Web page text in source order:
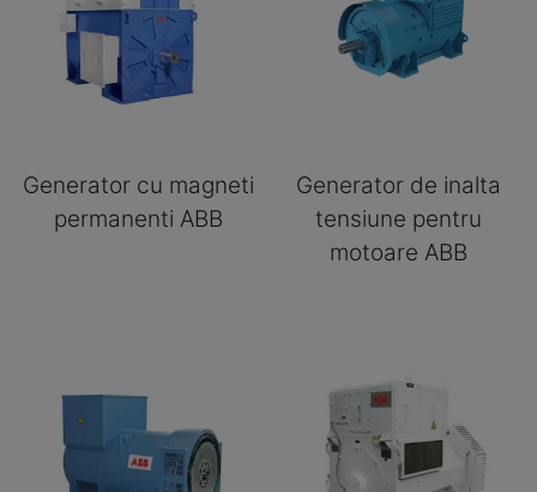
Generator cu magneti
permanenti ABB
Generator de inalta
tensiune pentru
motoare ABB